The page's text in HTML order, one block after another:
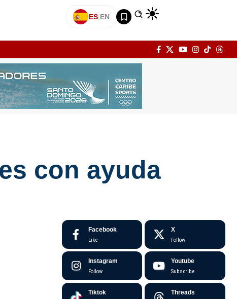
ES|EN
con ayuda
Facebook
Like
X
Follow
Instagram
Follow
Youtube
Subscribe
Tiktok Threads